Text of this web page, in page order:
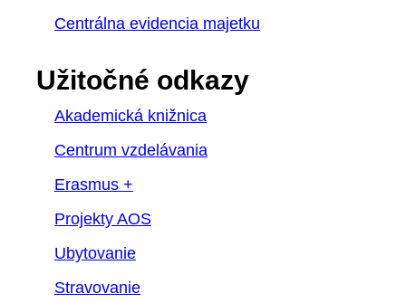
Centrálna evidencia majetku
Užitočné odkazy
Akademická knižnica
Centrum vzdelávania
Erasmus +
Projekty AOS
Ubytovanie
Stravovanie